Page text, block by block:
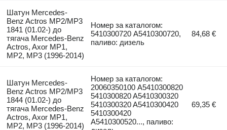
Шатун Mercedes-
Benz Actros MP2/MP3
1841 (01.02-) до
тягача Mercedes-Benz
Actros, Axor MP1,
MP2, MP3 (1996-2014)
Номер за каталогом:
5410300720 A5410300720,
паливо: дизель
84,68 €
Шатун Mercedes-
Benz Actros MP2/MP3
1844 (01.02-) до
тягача Mercedes-Benz
Actros, Axor MP1,
MP2, MP3 (1996-2014)
Номер за каталогом:
20060350100 A5410300820
5410300820 A5410300320
5410300320 A5410300420
5410300420
A5410300520..., паливо:
69,35 €